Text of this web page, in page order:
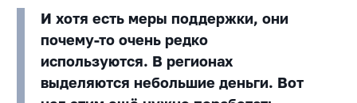
И хотя есть меры поддержки, они
почему-то очень редко
используются. В регионах
выделяются небольшие деньги. Вот